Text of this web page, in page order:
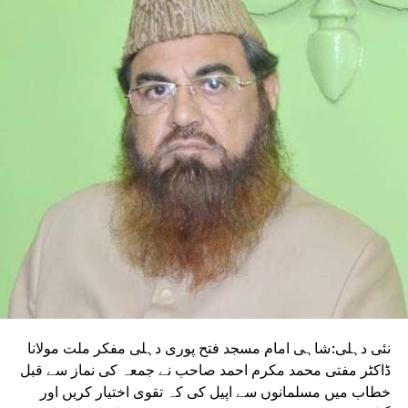
DON'T MISS
وہار، چانکیہ پوری اور مہرولی کی حالت انتہائی بدتر
نئی دہلی:شاہی امام مسجد فتح پوری دہلی مفکر ملت مولانا
ڈاکٹر مفتی محمد مکرم احمد صاحب نے جمعہ کی نماز سے قبل
خطاب میں مسلمانوں سے اپیل کی کہ تقوی اختیار کریں اور